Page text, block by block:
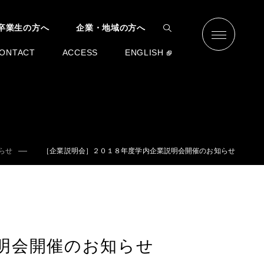
業生の方へ 企業・地域の方へ
ACCESS ENGLISH
せ ［企業説明会］２０１８年度学内企業説明会開催のお知らせ
会開催のお知らせ